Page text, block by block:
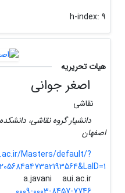
h-index: 9
هیات تحریریه
اصغر جوانی
نقاشی
دانشیار گروه نقاشی،
اصفهان
Masters/default/?
a.javani
aui.ac.ir